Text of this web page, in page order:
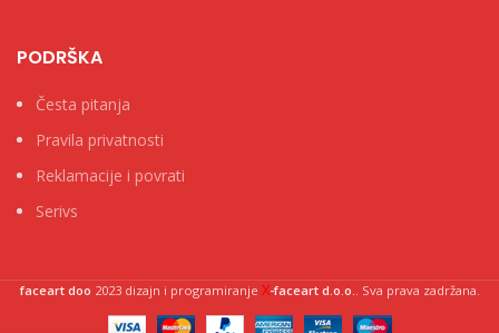
PODRŠKA
Česta pitanja
Pravila privatnosti
Reklamacije i povrati
Serivs
faceart doo 2023 dizajn i programiranje X-faceart d.o.o.. Sva prava zadržana.